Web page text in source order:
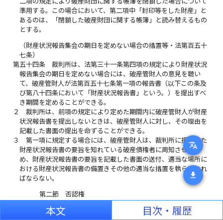
translate
download
準用する。この場合において、第二項中「封印等をした財産」と
あるのは、「閉鎖した破産財団に関する帳簿」と読み替えるもの
とする。
（財産状況報告集会の期日を定めない場合の措置等・法第百五十
七条）
第五十四条
裁判所は、法第三十一条第四項の規定により財産状況
報告集会の期日を定めない場合には、破産管財人の意見を聴い
て、破産管財人が法第百五十七条第一項の報告書（以下この条及
び第八十四条において「財産状況報告書」という。）を提出すべ
き期間を定めることができる。
２
裁判所は、前項の規定により定めた期間内に破産管財人が財産
状況報告書を提出しないときは、破産管財人に対し、その理由を
記載した書面の提出を命ずることができる。
３
第一項に規定する場合には、破産管財人は、裁判所に提出した
財産状況報告書の要旨を知れている破産債権者に周知させるた
め、財産状況報告書の要旨を記載した書面の送付、適当な場所に
おける財産状況報告書の備置きその他の適当な措置を執らなけれ
ばならない。
第二節 否認権
本文 目次・履歴